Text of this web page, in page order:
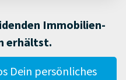
Immobilien-
erhältst.
Dein persönliches